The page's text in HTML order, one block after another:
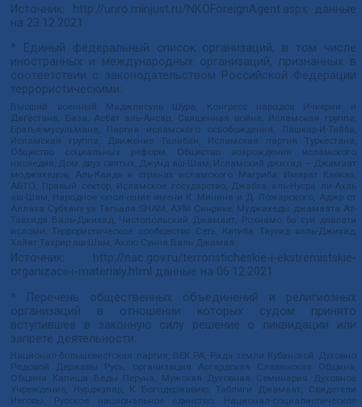
Источник: http://unro.minjust.ru/NKOForeignAgent.aspx данные
на 23.12.2021
* Единый федеральный список организаций, в том числе
иностранных и международных организаций, признанных в
соответствии с законодательством Российской Федерации
террористическими:
Высший военный Маджлисуль Шура, Конгресс народов Ичкерии и
Дагестана, База, Асбат аль-Ансар, Священная война, Исламская группа,
Братья-мусульмане, Партия исламского освобождения, Лашкар-И-Тайба,
Исламская группа, Движение Талибан, Исламская партия Туркестана,
Общество социальных реформ, Общество возрождения исламского
наследия, Дом двух святых, Джунд аш-Шам, Исламский джихад – Джамаат
моджахедов, Аль-Каида в странах исламского Магриба, Имарат Кавказ,
АБТО, Правый сектор, Исламское государство, Джабха аль-Нусра ли-Ахль
аш-Шам, Народное ополчение имени К. Минина и Д. Пожарского, Аджр от
Аллаха Субхану уа Тагьаля SHAM, АУМ Синрике, Муджахеды джамаата Ат-
Тавхида Валь-Джихад, Чистопольский Джамаат, Рохнамо ба суи давлати
исломи, Террористическое сообщество Сеть, Катиба Таухид валь-Джихад,
Хайят Тахрир аш-Шам, Ахлю Сунна Валь Джамаа
Источник:
http://nac.gov.ru/terroristicheskie-i-ekstremistskie-
organizacii-i-materialy.html данные на 06.12.2021
* Перечень общественных объединений и религиозных
организаций в отношении которых судом принято
вступившее в законную силу решение о ликвидации или
запрете деятельности:
Национал-большевистская партия, ВЕК РА, Рада земли Кубанской Духовно
Родовой Державы Русь, организация Асгардская Славянская Община,
Община Капища Веды Перуна, Мужская Духовная Семинария Духовное
Учреждение, Нурджулар, К Богодержавию, Таблиги Джамаат, Свидетели
Иеговы, Русское национальное единство, Национал-социалистическое